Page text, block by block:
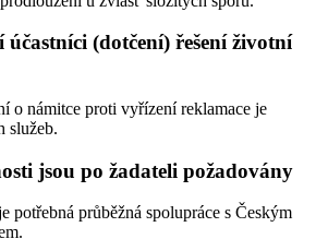
(dotčení) řešení životní
o námitce proti vyřízení reklamace je
služeb.
jsou po žadateli požadovány
potřebná průběžná spolupráce s Českým